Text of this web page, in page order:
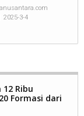
2025-3-4
12 Ribu
Formasi dari